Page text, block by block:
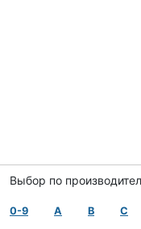
Выбор по
0-9 A B C